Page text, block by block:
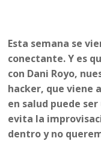
Esta semana se
conectante. Y es
con Dani Royo,
hacker, que viene
en salud puede
evita la
dentro y no